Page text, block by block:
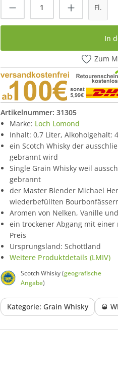
Produkt Anzahl:Fl.
In
Zum
Artikelnummer: 31305
Marke: Loch Lomond
Inhalt: 0,7 Liter, Alkoholgehalt:
ein Scotch Whisky der
gebrannt wird
Single Grain Whisky weil
gebrannt
der Master Blender Michael
wiederbefüllten
Aromen von Nelken, Vanille
ein trockener Abgang mit
Preis
Ursprungsland: Schottland
Weitere Produktdetails (LMIV)
Scotch Whisky (geografische
Angabe)
Kategorie: Grain Whisky 🥃